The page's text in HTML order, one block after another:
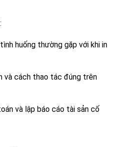
huống thường gặp với khi in
và cách thao tác đúng trên
và lập báo cáo tài sản cố